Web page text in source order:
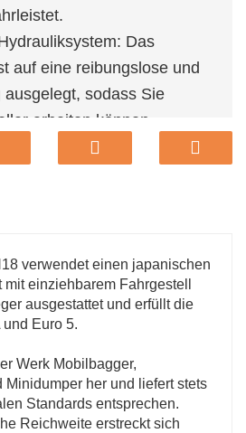
Das
auf eine reibungslose und
sodass Sie
arbeiten können.
Die kompakte Größe des
Maschinen
verwendet einen japanischen
einziehbarem Fahrgestell
ausgestattet und erfüllt die
Euro 5.
Werk Mobilbagger,
Minidumper her und liefert stets
Standards entsprechen.
Reichweite erstreckt sich